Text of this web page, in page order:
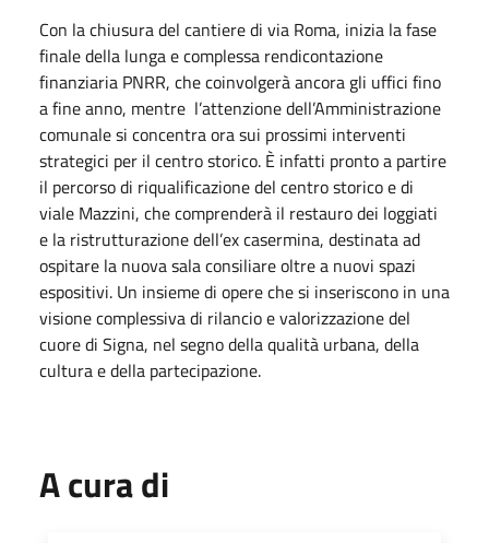
Con la chiusura del cantiere di via Roma, inizia la fase
finale della lunga e complessa rendicontazione
finanziaria PNRR, che coinvolgerà ancora gli uffici fino
a fine anno, mentre l’attenzione dell’Amministrazione
comunale si concentra ora sui prossimi interventi
strategici per il centro storico. È infatti pronto a partire
il percorso di riqualificazione del centro storico e di
viale Mazzini, che comprenderà il restauro dei loggiati
e la ristrutturazione dell’ex casermina, destinata ad
ospitare la nuova sala consiliare oltre a nuovi spazi
espositivi. Un insieme di opere che si inseriscono in una
visione complessiva di rilancio e valorizzazione del
cuore di Signa, nel segno della qualità urbana, della
cultura e della partecipazione.
A cura di